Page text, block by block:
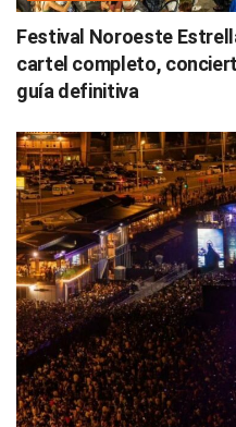
Festival Noroeste
cartel completo,
guía definitiva